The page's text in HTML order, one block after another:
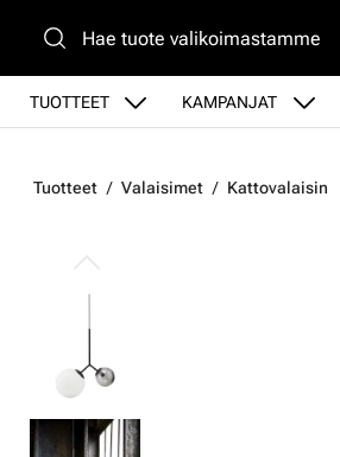
TUOTTEET KAMPANJAT
Tuotteet Valaisimet Kattovalaisin